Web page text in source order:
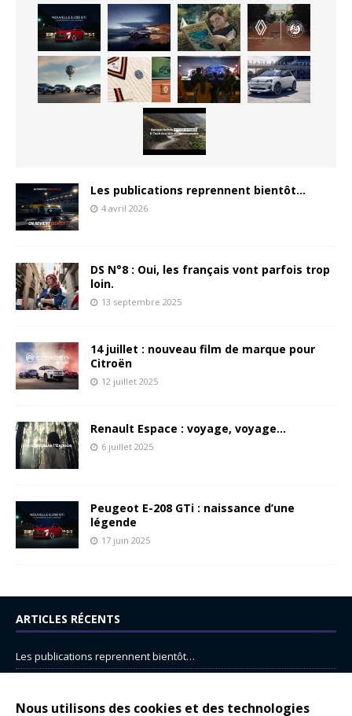
Nous utilisons des cookies et des technologies
Les publications reprennent bientôt…
4 avril 2026
DS N°8 : Oui, les français vont parfois trop
loin.
13 septembre 2025
14 juillet : nouveau film de marque pour
Citroën
12 juillet 2025
Renault Espace : voyage, voyage…
6 juillet 2025
Peugeot E-208 GTi : naissance d’une
légende
17 juin 2025
ARTICLES RÉCENTS
Les publications reprennent bientôt…
14 juillet : nouveau film de marque pour Citroën